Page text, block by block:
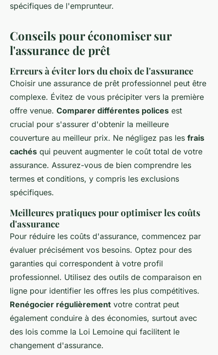
spécifiques de l'emprunteur.
Conseils pour économiser sur
l'assurance de prêt
Erreurs à éviter lors du choix de l'assurance
Choisir une assurance de prêt professionnel peut être
complexe. Évitez de vous précipiter vers la première
offre venue. Comparer différentes polices est
crucial pour s'assurer d'obtenir la meilleure
couverture au meilleur prix. Ne négligez pas les frais
cachés qui peuvent augmenter le coût total de votre
assurance. Assurez-vous de bien comprendre les
termes et conditions, y compris les exclusions
spécifiques.
Meilleures pratiques pour optimiser les coûts
d'assurance
Pour réduire les coûts d'assurance, commencez par
évaluer précisément vos besoins. Optez pour des
garanties qui correspondent à votre profil
professionnel. Utilisez des outils de comparaison en
ligne pour identifier les offres les plus compétitives.
Renégocier régulièrement votre contrat peut
également conduire à des économies, surtout avec
des lois comme la Loi Lemoine qui facilitent le
changement d'assurance.